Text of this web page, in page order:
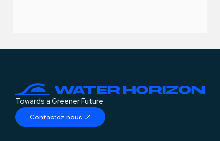
Towards a Greener Future
Contactez nous